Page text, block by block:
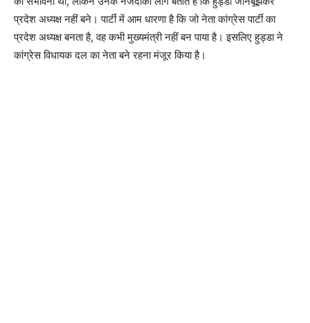
प्रदेश अध्यक्ष नहीं बने। पार्टी में आम धारणा है कि जो नेता कांग्रेस पार्टी का
प्रदेश अध्यक्ष बनता है, वह कभी मुख्यमंत्री नहीं बन पाया है। इसलिए हुड्डा ने
कांग्रेस विधायक दल का नेता बने रहना मंजूर किया है।